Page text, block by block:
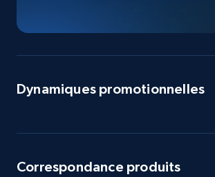
URL, Product id, Title, Seller name,
eBay - Collect records by category
Dynamiques promotionnelles
Correspondance produits